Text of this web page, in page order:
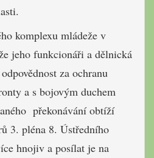
komplexu mládeže v
jeho funkcionáři a dělnická
za ochranu
a s bojovým duchem
překonávání obtíží
3. pléna 8. Ústředního
hnojiv a posílat je na